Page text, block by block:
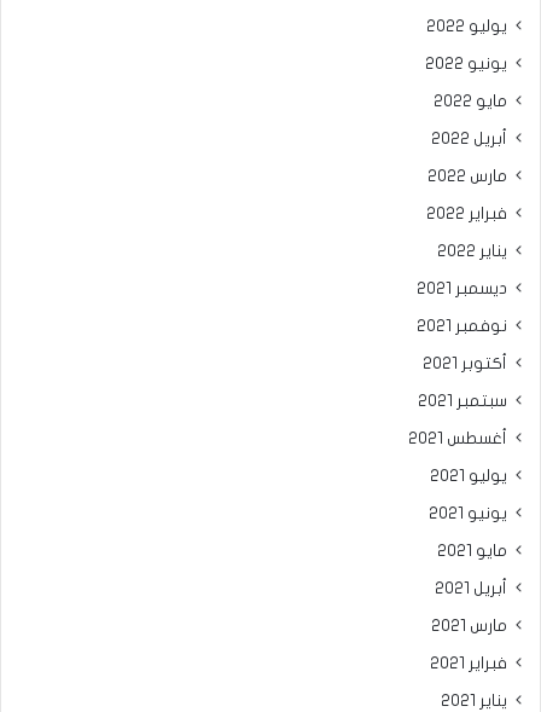
يوليو 2022
يونيو 2022
مايو 2022
أبريل 2022
مارس 2022
فبراير 2022
يناير 2022
ديسمبر 2021
نوفمبر 2021
أكتوبر 2021
سبتمبر 2021
أغسطس 2021
يوليو 2021
يونيو 2021
مايو 2021
أبريل 2021
مارس 2021
فبراير 2021
يناير 2021